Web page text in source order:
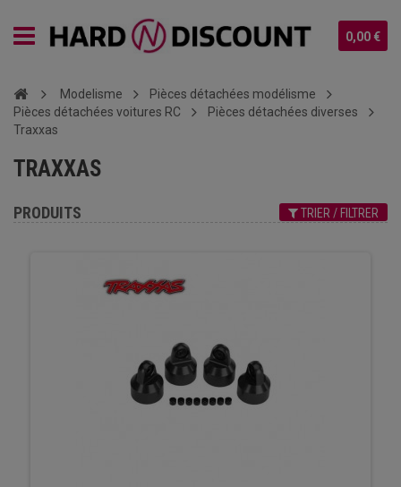
0,00 €
Modelisme
Pièces détachées modélisme
Pièces détachées voitures RC
Pièces détachées diverses
Traxxas
TRAXXAS
PRODUITS TRIER / FILTRER